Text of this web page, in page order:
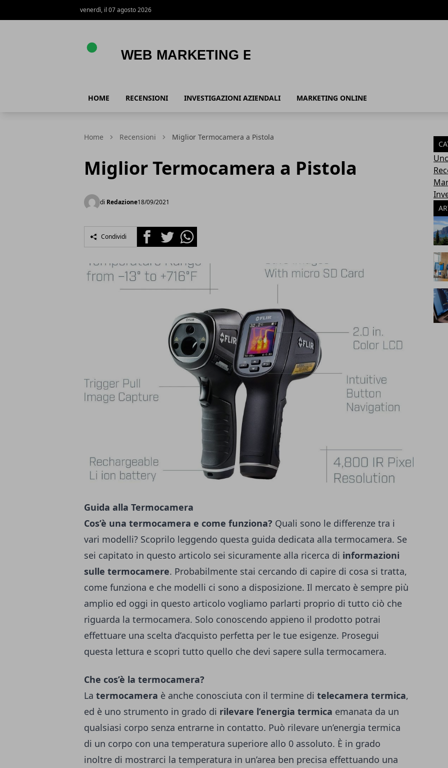
venerdì, il 07 agosto 2026
HOME RECENSIONI INVESTIGAZIONI AZIENDALI MARKETING ONLINE
Home Recensioni Miglior Termocamera a Pistola
Miglior Termocamera a Pistola
di Redazione18/09/2021
Condividi FacebookTwitterWhatsapp
Guida alla Termocamera
Cos’è una termocamera e come funziona? Quali sono le differenze tra i
vari modelli? Scoprilo leggendo questa guida dedicata alla termocamera. Se
sei capitato in questo articolo sei sicuramente alla ricerca di informazioni
sulle termocamere. Probabilmente stai cercando di capire di cosa si tratta,
come funziona e che modelli ci sono a disposizione. Il mercato è sempre più
amplio ed oggi in questo articolo vogliamo parlarti proprio di tutto ciò che
riguarda la termocamera. Solo conoscendo appieno il prodotto potrai
effettuare una scelta d’acquisto perfetta per le tue esigenze. Prosegui
questa lettura e scopri tutto quello che devi sapere sulla termocamera.
Che cos’è la termocamera?
La termocamera è anche conosciuta con il termine di telecamera termica,
ed è uno strumento in grado di rilevare l’energia termica emanata da un
qualsiasi corpo senza entrarne in contatto. Può rilevare un’energia termica
di un corpo con una temperatura superiore allo 0 assoluto. È in grado
inoltre di mostrarci la temperatura in un’area ben precisa effettuando una